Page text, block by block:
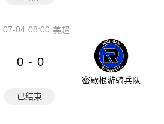
08:00
07-04 美超
0 - 0
密歇根游骑兵队
已结束